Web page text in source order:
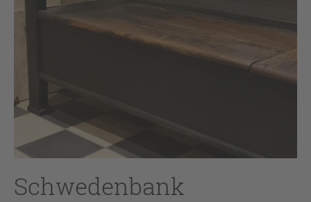
Schwedenbank